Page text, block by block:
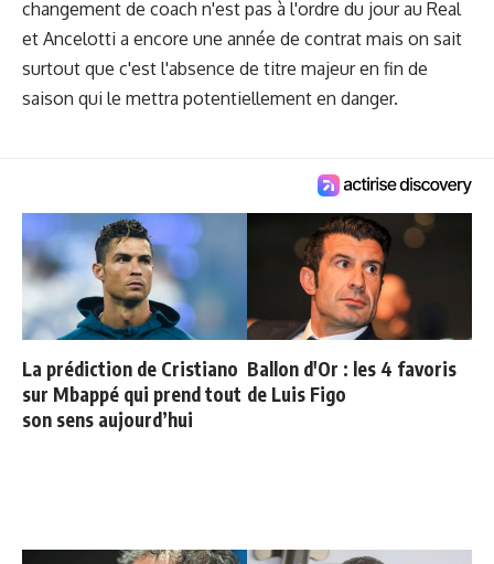
changement de coach n'est pas à l'ordre du jour au Real
et Ancelotti a encore une année de contrat mais on sait
surtout que c'est l'absence de titre majeur en fin de
saison qui le mettra potentiellement en danger.
La prédiction de Cristiano
sur Mbappé qui prend tout
son sens aujourd’hui
Ballon d'Or : les 4 favoris
de Luis Figo